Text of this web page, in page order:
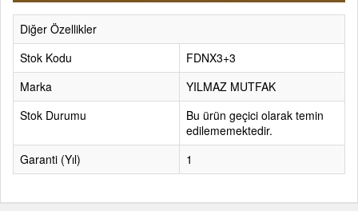
Diğer Özellikler
Stok Kodu
FDNX3+3
Marka
YILMAZ MUTFAK
Stok Durumu
Bu ürün geçici olarak temin
edilememektedir.
Garanti (Yıl)
1